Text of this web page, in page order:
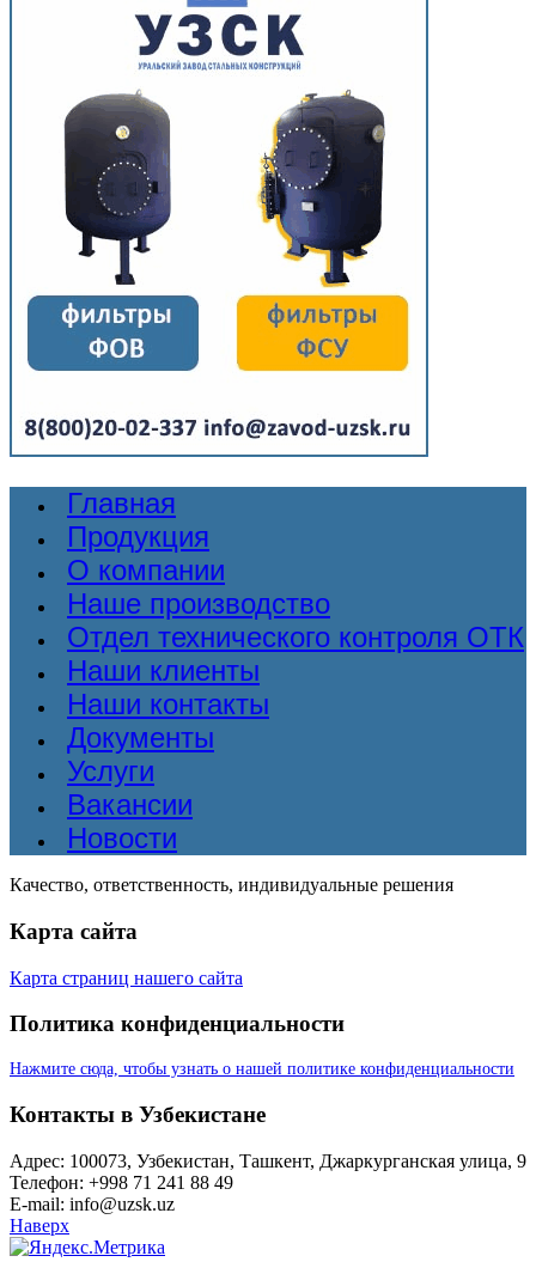
Главная
Продукция
О компании
Наше производство
Отдел технического контроля ОТК
Наши клиенты
Наши контакты
Документы
Услуги
Вакансии
Новости
Качество, ответственность, индивидуальные решения
Карта сайта
Карта страниц нашего сайта
Политика конфиденциальности
Нажмите сюда, чтобы узнать о нашей политике конфиденциальности
Контакты в Узбекистане
Адрес: 100073, Узбекистан, Ташкент, Джаркурганская улица, 9
Телефон: +998 71 241 88 49
E-mail: info@uzsk.uz
Наверх